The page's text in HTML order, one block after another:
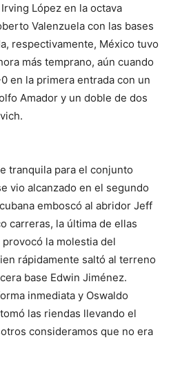
López en la octava
Valenzuela con las bases
respectivamente, México tuvo
más temprano, aún cuando
en la primera entrada con un
Amador y un doble de dos
tranquila para el conjunto
vio alcanzado en el segundo
emboscó al abridor Jeff
carreras, la última de ellas
la molestia del
rápidamente saltó al terreno
base Edwin Jiménez.
inmediata y Oswaldo
las riendas llevando el
consideramos que no era